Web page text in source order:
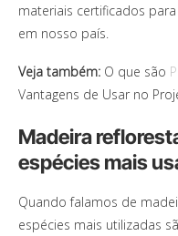
materiais certificados
em nosso país.
Veja também: O que são
Vantagens de Usar no
Madeira
espécies mais
Quando falamos de
espécies mais utilizadas